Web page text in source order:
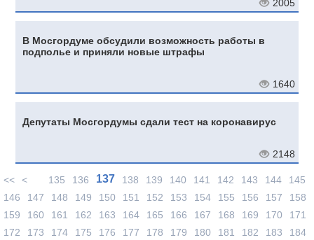
2005
В Мосгордуме обсудили возможность работы в
подполье и приняли новые штрафы
1640
Депутаты Мосгордумы сдали тест на коронавирус
2148
<< < 135 136 137 138 139 140 141 142 143 144
145
146
147 148 149 150 151 152 153 154 155 156 157
158
159
160 161 162 163 164 165 166 167 168 169 170
171
172
173 174 175 176 177 178 179 180 181 182 183
184